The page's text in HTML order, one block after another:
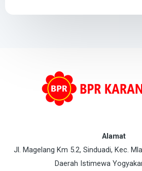
Alamat
Jl. Magelang Km 5.2, Sinduadi, Kec.
Daerah Istimewa